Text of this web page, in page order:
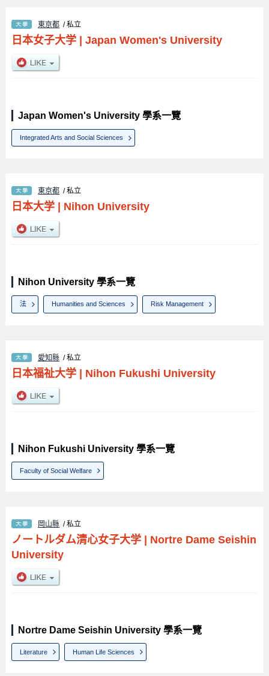
東京都 / 私立
日本女子大学| Japan Women's University
Japan Women's University 學系一覽
Integrated Arts and Social Sciences
東京都 / 私立
日本大学| Nihon University
Nihon University 學系一覽
法 Humanities and Sciences Risk Management
愛知縣 / 私立
日本福祉大学| Nihon Fukushi University
Nihon Fukushi University 學系一覽
Faculty of Social Welfare
岡山縣 / 私立
ノートルダム清心女子大学| Nortre Dame Seishin
University
Nortre Dame Seishin University 學系一覽
Literature Human Life Sciences